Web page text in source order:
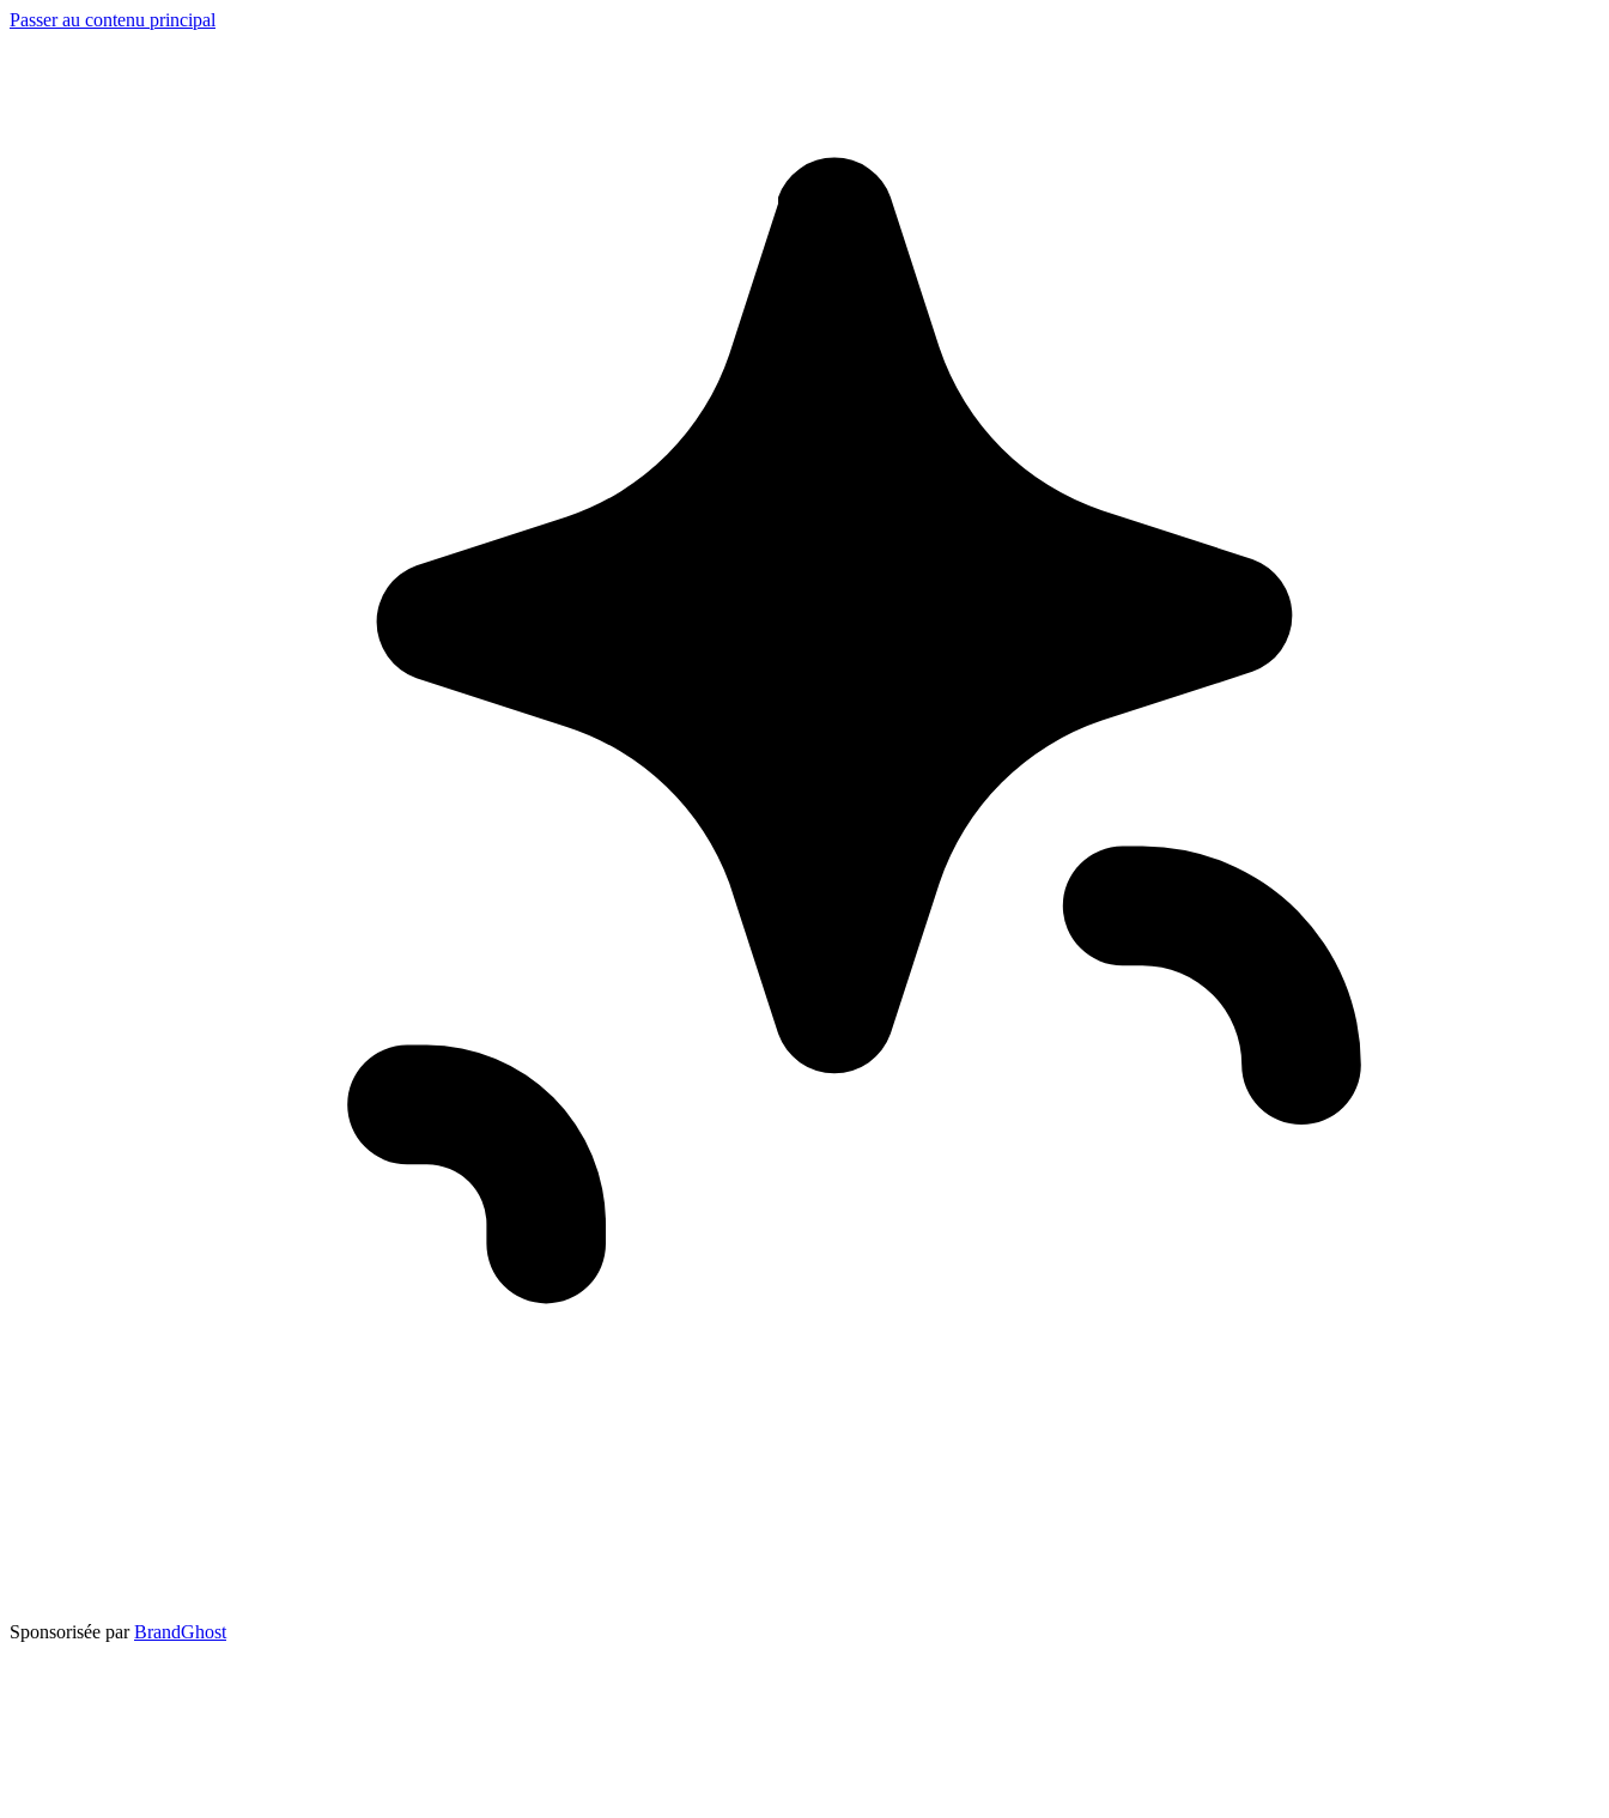
Passer au contenu principal
Sponsorisée par BrandGhost